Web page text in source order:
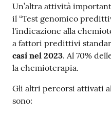
Un’altra attività
il “Test genomico
l'indicazione alla
a fattori predittivi
casi nel 2023. Al 70%
la chemioterapia.
Gli altri percorsi attivati
sono: